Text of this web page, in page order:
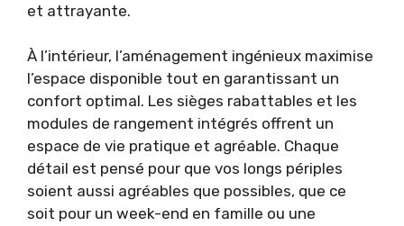
et attrayante.
À l’intérieur, l’aménagement ingénieux maximise
l’espace disponible tout en garantissant un
confort optimal. Les sièges rabattables et les
modules de rangement intégrés offrent un
espace de vie pratique et agréable. Chaque
détail est pensé pour que vos longs périples
soient aussi agréables que possibles, que ce
soit pour un week-end en famille ou une